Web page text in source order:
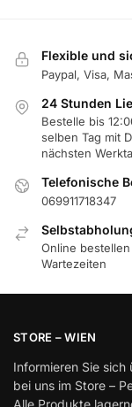
Flexible und
Paypal, Visa,
24 Stunden
Bestelle bis
selben Tag mit
nächsten
Telefonische
069911718347
Online
Wartezeiten
STORE – WIEN
Informieren Sie
bei uns im Store –
Alle Produkte